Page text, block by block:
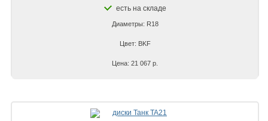
есть на складе
Диаметры: R18
Цвет: BKF
Цена: 21 067 р.